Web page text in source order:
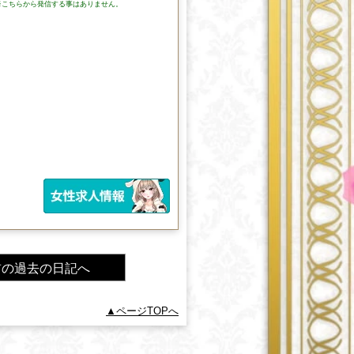
らから発信する事はありません。
過去の日記へ
ページTOPへ